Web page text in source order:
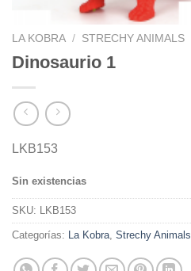
LA KOBRA / STRECHY ANIMALS
Dinosaurio 1
LKB153
Sin existencias
SKU: LKB153
Categorías: La Kobra Strechy Animals